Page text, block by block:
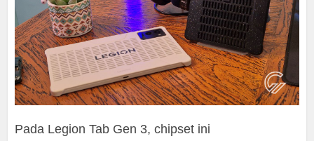
Pada Legion Tab Gen 3, chipset ini